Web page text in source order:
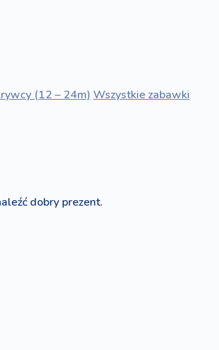
(12 – 24m) Wszystkie zabawki
dobry prezent.